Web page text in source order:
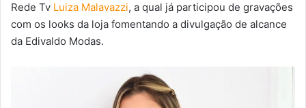
Rede Tv Luiza Malavazzi, a qual já participou de gravações
com os looks da loja fomentando a divulgação de alcance
da Edivaldo Modas.